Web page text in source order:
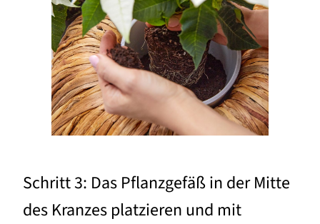
Schritt 3: Das Pflanzgefäß in der Mitte
des Kranzes platzieren und mit